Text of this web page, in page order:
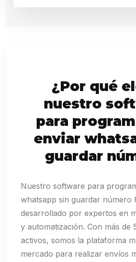
¿Por qué
nuestro
para
enviar
guardar
Nuestro software para
whatsapp sin guardar número
desarrollado por expertos en
y automatización. Con más de
activos, somos la plataforma
mercado para realizar envíos